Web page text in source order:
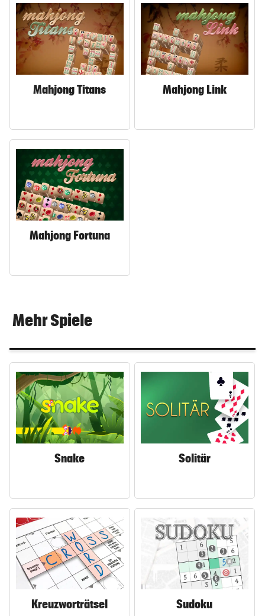
Mahjong Titans Mahjong Link
Mahjong Fortuna
Mehr Spiele
Snake Solitär
Kreuzworträtsel Sudoku